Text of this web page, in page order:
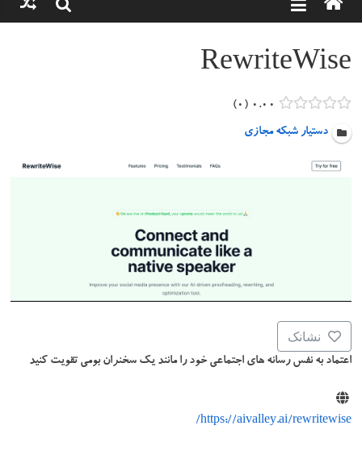
هوش
مصنوعی
www.hooshtaak.ir
RewriteWise
۰.۰۰ ۰
دستیار شبکه مجازی
نشانک
اعتماد به نفس رسانه های اجتماعی خود را مانند یک سخنران بومی تقویت کنید
https://aivalley.ai/rewritewise/